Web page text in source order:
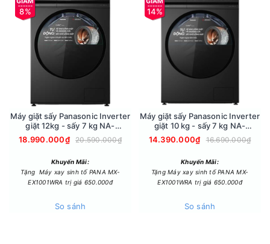
nước, tiết kiệm thời gian và công sức. Thời gian sử dụng tùy
thuộc vào thời tiết, độ ẩm càng cao thì sẽ ngưng tụ hơi nước
nhiều hơn. Thông thường khoảng 5 giờ ở nhiệt độ 30°C với độ
ẩm tương đối là 80%RH.
8%
Máy giặt sấy Panasonic Inverter
giặt 12kg - sấy 7 kg NA-
S24DW1BVT
18.990.000₫ 20.590.000₫
Khuyến Mãi:
Tặng Máy xay sinh tố PANA MX-
EX1001WRA trị giá 650.000đ
So sánh
14%
Máy giặt sấy Panasonic Inverter
giặt 10 kg - sấy 7 kg NA-
S20DG1BVT
14.390.000₫ 16.690.000₫
Khuyến Mãi:
Tặng Máy xay sinh tố PANA MX-
EX1001WRA trị giá 650.000đ
So sánh